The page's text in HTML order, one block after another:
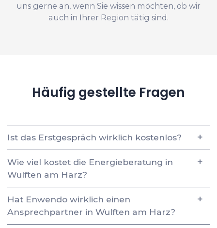
uns gerne an, wenn Sie wissen möchten, ob wir
auch in Ihrer Region tätig sind.
Häufig gestellte Fragen
Ist das Erstgespräch wirklich kostenlos?
Wie viel kostet die Energieberatung in
Wulften am Harz?
Hat Enwendo wirklich einen
Ansprechpartner in Wulften am Harz?